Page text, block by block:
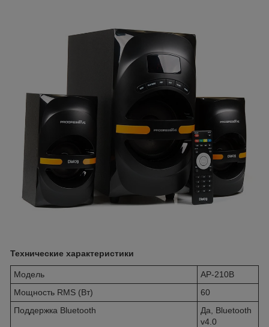
Технические характеристики
Модель
AP-210B
Мощность RMS (Вт)
60
Поддержка Bluetooth
Да, Bluetooth
v4.0